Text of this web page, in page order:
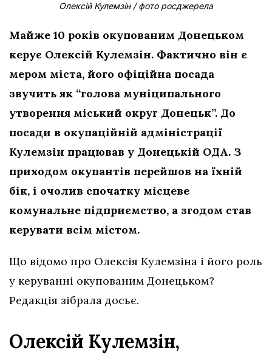
Олексій Кулемзін / фото росджерела
Майже 10 років окупованим Донецьком
керує Олексій Кулемзін. Фактично він є
мером міста, його офіційна посада
звучить як “голова муніципального
утворення міський округ Донецьк”. До
посади в окупаційній адміністрації
Кулемзін працював у Донецькій ОДА. З
приходом окупантів перейшов на їхній
бік, і очолив спочатку місцеве
комунальне підприємство, а згодом став
керувати всім містом.
Що відомо про Олексія Кулемзіна і його роль
у керуванні окупованим Донецьком?
Редакція зібрала досьє.
Олексій Кулемзін,